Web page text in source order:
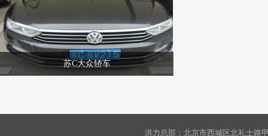
苏C大众轿车
洪力总部：北京市西城区北礼士路